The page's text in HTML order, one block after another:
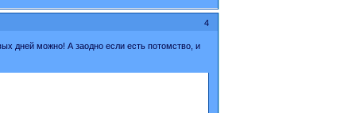
4
дней можно! А заодно если есть потомство, и